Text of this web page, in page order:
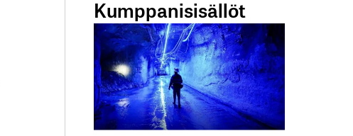
Kumppanisisällöt